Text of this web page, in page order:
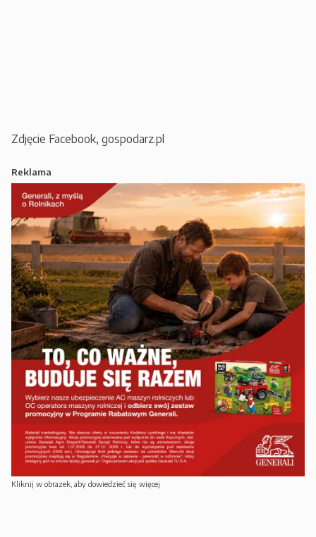
Zdjęcie Facebook, gospodarz.pl
Reklama
Kliknij w obrazek, aby dowiedzieć się więcej